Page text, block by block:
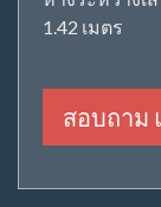
1.42 เมตร
สอบถาม